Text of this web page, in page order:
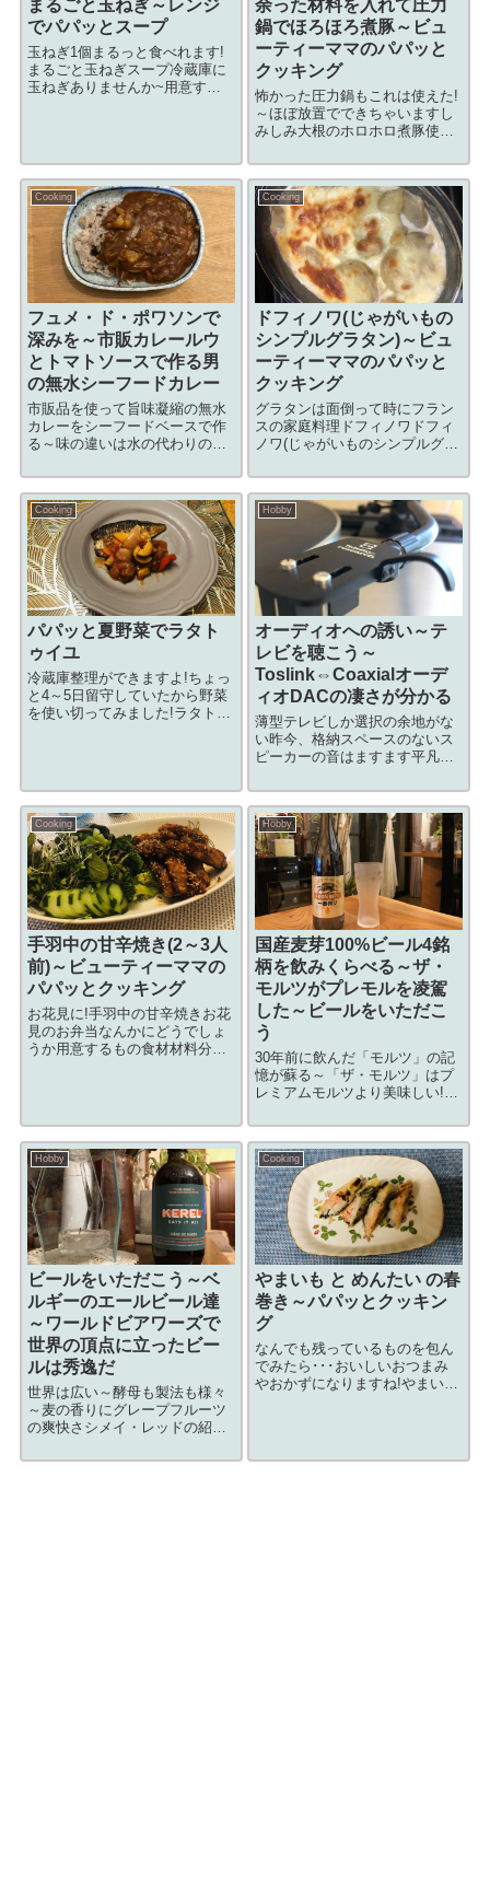
まるごと玉ねぎ～レンジ
でパパッとスープ
玉ねぎ1個まるっと食べれます!
まるごと玉ねぎスープ冷蔵庫に
玉ねぎありませんか~用意する
じx1...
余った材料を入れて圧力
鍋でほろほろ煮豚～ビュ
ーティーママのパパッと
クッキング
怖かった圧力鍋もこれは使えた!
～ほぼ放置でできちゃいますし
みしみ大根のホロホロ煮豚使用
んです。beauty mama誰でも作
れてほぼ放置の料理だけど好評
です。大根はレンジでチンして
からお鍋に入れてくださいね。
柔ら...
Cooking
フュメ・ド・ポワソンで
深みを～市販カレールウ
とトマトソースで作る男
の無水シーフードカレー
市販品を使って旨味凝縮の無水
カレーをシーフードベースで作
る～味の違いは水の代わりのト
メ・ド・ポワソン～洋風だし第3
弾ワインとフォメドポワソン～
市販のルウとトマトソースで凝
縮のコクが水の代わりにトマト
缶と白ワインに...
Cooking
ドフィノワ(じゃがいもの
シンプルグラタン)～ビュ
ーティーママのパパッと
クッキング
グラタンは面倒って時にフラン
スの家庭料理ドフィノワドフィ
ノワ(じゃがいものシンプルグラ
切って水にさらさず牛乳で煮て
チーズをかけて焼くだけです!材
料(2人分)材料分量ウインナーソ
ーセージ5本牛乳2カップ...
Cooking
パパッと夏野菜でラタト
ゥイユ
冷蔵庫整理ができますよ!ちょっ
と4～5日留守していたから野菜
を使い切ってみました!ラタトゥ
カ 赤...
Hobby
オーディオへの誘い～テ
レビを聴こう～
Toslink⇔Coaxialオーデ
ィオDACの凄さが分かる
薄型テレビしか選択の余地がな
い昨今、格納スペースのないス
ピーカーの音はますます平凡
っている人も多い。僅かな投資
でサウンドバーなどを凌駕する
音が!オーディオ全盛時代のスピ
ーカーやアンプ。今も持ってい
る方も多いと思う...
Cooking
手羽中の甘辛焼き(2～3人
前)～ビューティーママの
パパッとクッキング
お花見に!手羽中の甘辛焼きお花
見のお弁当なんかにどうでしょ
うか用意するもの食材材料分量
さ...
Hobby
国産麦芽100%ビール4銘
柄を飲みくらべる～ザ・
モルツがプレモルを凌駕
した～ビールをいただこ
う
30年前に飲んだ「モルツ」の記
憶が蘇る～「ザ・モルツ」はプ
レミアムモルツより美味しい!缶
話題になります。大体の結論は
「中身は同じ」「気分の問題」
というのが多いでしょうか。缶
と瓶の問題への見解です代表的
輸入ビールで...
Hobby
ビールをいただこう～ベ
ルギーのエールビール達
～ワールドビアワーズで
世界の頂点に立ったビー
ルは秀逸だ
世界は広い～酵母も製法も様々
～麦の香りにグレープフルーツ
の爽快さシメイ・レッドの紹介
ルモン修道院のブラウンエール
Cooking
やまいも と めんたい の春
巻き～パパッとクッキン
グ
なんでも残っているものを包ん
でみたら･･･おいしいおつまみ
やおかずになりますね!やまいも